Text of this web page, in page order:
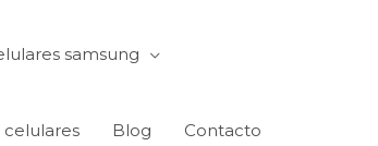
samsung
Blog Contacto